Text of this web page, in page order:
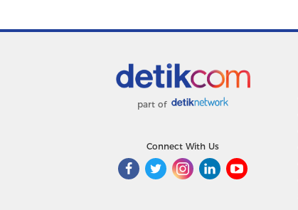
part of
Connect With Us